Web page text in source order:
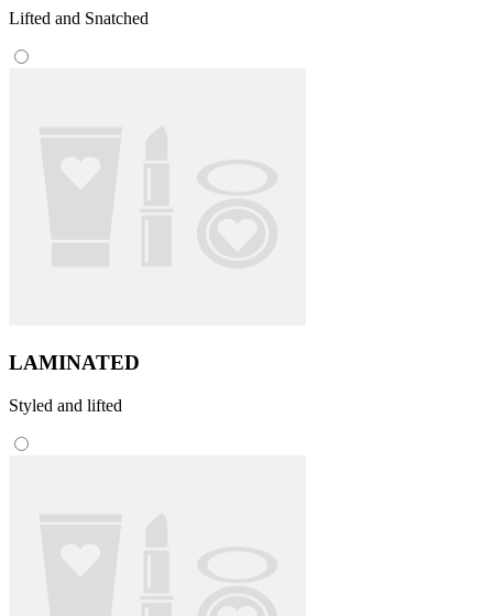
Lifted and Snatched
LAMINATED
Styled and lifted